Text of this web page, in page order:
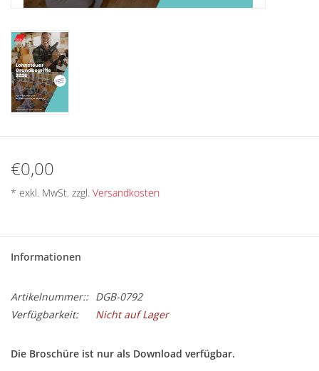
FRIEDEN
VEREINBARKEIT GESTALTEN
MIETENSTOPP
ARBEITSZEIT
€0,00
* exkl. MwSt. zzgl. Versandkosten
Informationen
Artikelnummer:: DGB-0792
Verfügbarkeit:
Nicht auf Lager
Die Broschüre ist nur als Download verfügbar.